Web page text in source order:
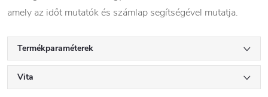
amely az időt mutatók és számlap segítségével mutatja.
Termékparaméterek
Vita